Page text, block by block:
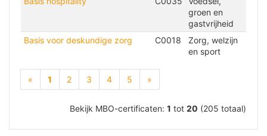
groen en
gastvrijheid
Basis voor deskundige zorg
C0018
Zorg, welzijn
en sport
« 1 (current)
2 3 4 5 »
Bekijk MBO-certificaten: 1 tot 20 (205 totaal)